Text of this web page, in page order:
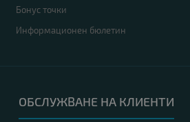
Бонус точки
Информационен бюлетин
ОБСЛУЖВАНЕ НА КЛИЕНТИ